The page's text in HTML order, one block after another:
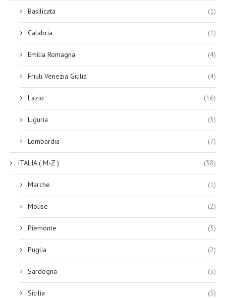
Basilicata (1)
Calabria (1)
Emilia Romagna (4)
Friuli Venezia Giulia (4)
Lazio (16)
Liguria (3)
Lombardia (7)
ITALIA ( M-Z ) (38)
Marche (1)
Molise (2)
Piemonte (3)
Puglia (2)
Sardegna (3)
Sicilia (5)